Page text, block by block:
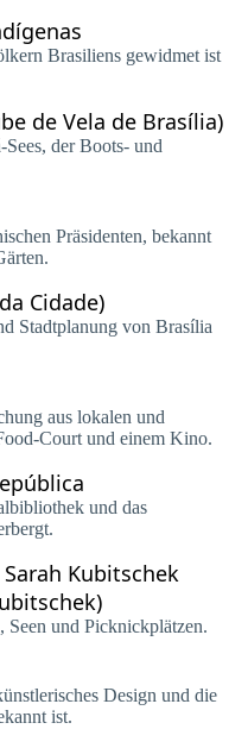
Brasiliens gewidmet ist
de Vela de Brasília)
der Boots- und
Präsidenten, bekannt
Cidade)
Stadtplanung von Brasília
aus lokalen und
Court und einem Kino.
und das
Kubitschek
und Picknickplätzen.
Design und die
ist.